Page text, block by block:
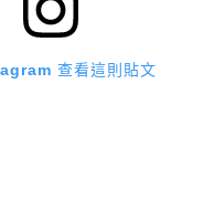
查看這則貼文